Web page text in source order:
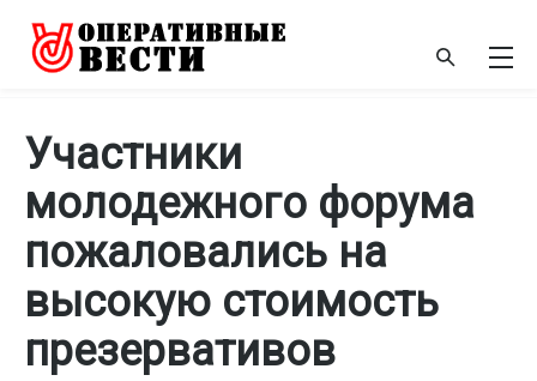
Участники
молодежного форума
пожаловались на
высокую стоимость
презервативов